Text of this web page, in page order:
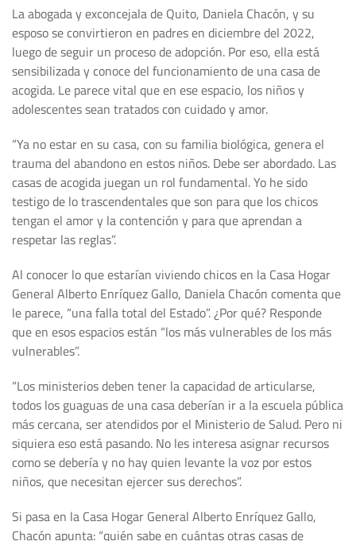
La abogada y exconcejala de Quito, Daniela Chacón, y su
esposo se convirtieron en padres en diciembre del 2022,
luego de seguir un proceso de adopción. Por eso, ella está
sensibilizada y conoce del funcionamiento de una casa de
acogida. Le parece vital que en ese espacio, los niños y
adolescentes sean tratados con cuidado y amor.
“Ya no estar en su casa, con su familia biológica, genera el
trauma del abandono en estos niños. Debe ser abordado. Las
casas de acogida juegan un rol fundamental. Yo he sido
testigo de lo trascendentales que son para que los chicos
tengan el amor y la contención y para que aprendan a
respetar las reglas”.
Al conocer lo que estarían viviendo chicos en la Casa Hogar
General Alberto Enríquez Gallo, Daniela Chacón comenta que
le parece, “una falla total del Estado”. ¿Por qué? Responde
que en esos espacios están “los más vulnerables de los más
vulnerables”.
“Los ministerios deben tener la capacidad de articularse,
todos los guaguas de una casa deberían ir a la escuela pública
más cercana, ser atendidos por el Ministerio de Salud. Pero ni
siquiera eso está pasando. No les interesa asignar recursos
como se debería y no hay quien levante la voz por estos
niños, que necesitan ejercer sus derechos”.
Si pasa en la Casa Hogar General Alberto Enríquez Gallo,
Chacón apunta: “quién sabe en cuántas otras casas de